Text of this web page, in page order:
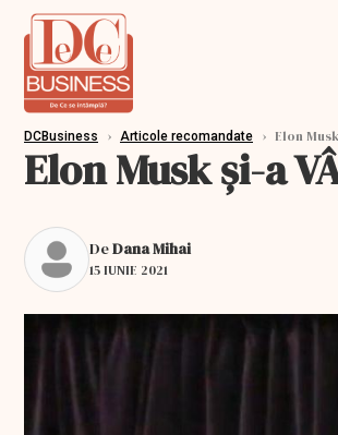
DCBusiness › Articole recomandate › Elon
Elon Musk și-a
DeDana Mihai
15 IUNIE 2021